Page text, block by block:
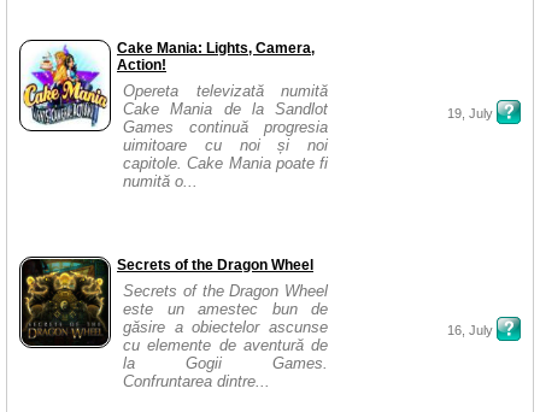
Cake Mania: Lights, Camera,
Action!
Opereta televizată numită
Cake Mania de la Sandlot
Games continuă progresia
uimitoare cu noi și noi
capitole. Cake Mania poate fi
numită o...
19, July
Secrets of the Dragon Wheel
Secrets of the Dragon Wheel
este un amestec bun de
găsire a obiectelor ascunse
cu elemente de aventură de
la Gogii Games.
Confruntarea dintre...
16, July